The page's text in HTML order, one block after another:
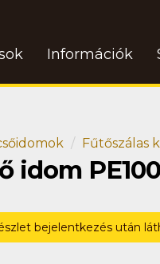
Információk
Fűtőszálas
PE100
bejelentkezés után